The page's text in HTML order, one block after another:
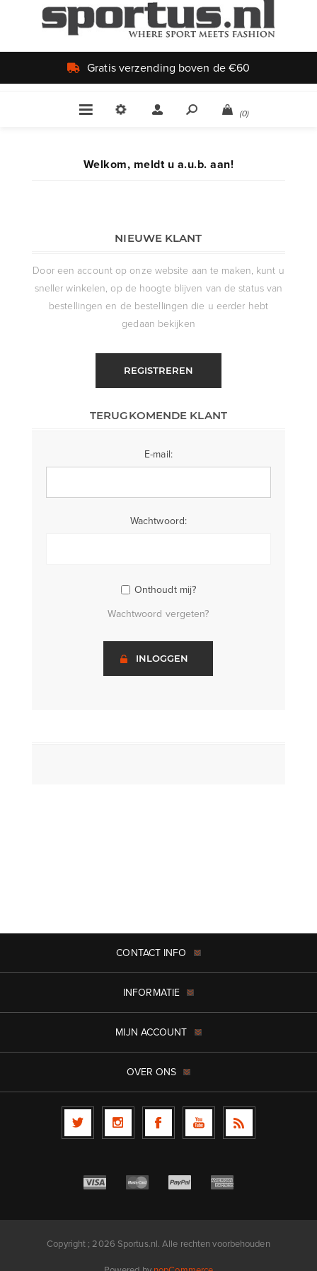
Gratis verzending boven de €60
(0)
Welkom, meldt u a.u.b. aan!
NIEUWE KLANT
Door een account op onze website aan te maken, kunt u
sneller winkelen, op de hoogte blijven van de status van
bestellingen en de bestellingen die u eerder hebt
gedaan bekijken
REGISTREREN
TERUGKOMENDE KLANT
E-mail:
Wachtwoord:
Onthoudt mij?
Wachtwoord vergeten?
INLOGGEN
CONTACT INFO
INFORMATIE
MIJN ACCOUNT
OVER ONS
Copyright ; 2026 Sportus.nl. Alle rechten voorbehouden